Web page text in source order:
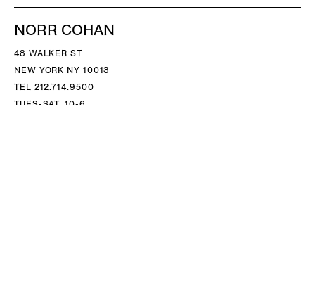
NORR COHAN
48 WALKER ST
NEW YORK NY 10013
TEL 212.714.9500
TUES-SAT, 10-6